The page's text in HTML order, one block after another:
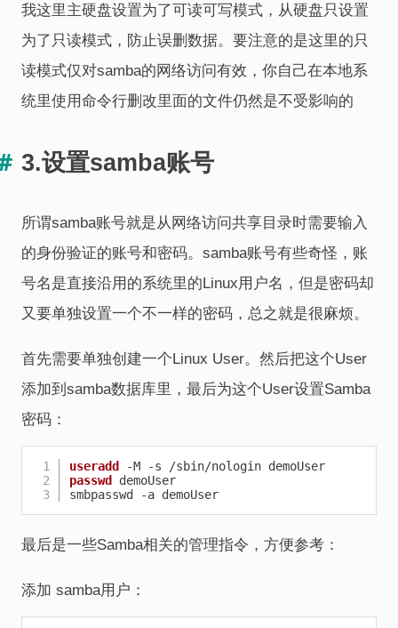
我这里主硬盘设置为了可读可写模式，从硬盘只设置
为了只读模式，防止误删数据。要注意的是这里的只
读模式仅对samba的网络访问有效，你自己在本地系
统里使用命令行删改里面的文件仍然是不受影响的
3.设置samba账号
所谓samba账号就是从网络访问共享目录时需要输入
的身份验证的账号和密码。samba账号有些奇怪，账
号名是直接沿用的系统里的Linux用户名，但是密码却
又要单独设置一个不一样的密码，总之就是很麻烦。
首先需要单独创建一个Linux User。然后把这个User
添加到samba数据库里，最后为这个User设置Samba
密码：
useradd
passwd
demoUser
smbpasswd -a demoUser
最后是一些Samba相关的管理指令，方便参考：
添加 samba用户：